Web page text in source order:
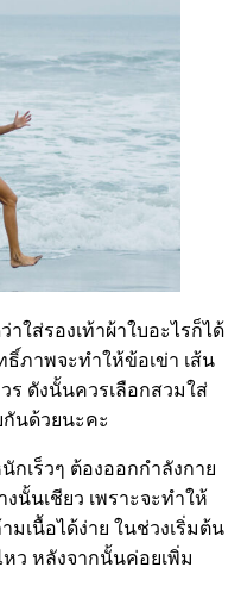
าใส่รองเท้าผ้าใบอะไรก็ได้
ธิ์ภาพจะทำให้ข้อเข่า เส้น
ร ดังนั้นควรเลือกสวมใส่
กันด้วยนะคะ
กเร็วๆ ต้องออกกำลังกาย
นั้นเชียว เพราะจะทำให้
มเนื้อได้ง่าย ในช่วงเริ่มต้น
ว หลังจากนั้นค่อยเพิ่ม